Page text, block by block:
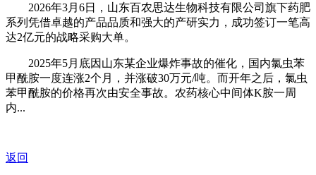
2026年3月6日，山东百农思达生物科技有限公司旗下药肥
系列凭借卓越的产品品质和强大的产研实力，成功签订一笔高
达2亿元的战略采购大单。
2025年5月底因山东某企业爆炸事故的催化，国内氯虫苯
甲酰胺一度连涨2个月，并涨破30万元/吨。而开年之后，氯虫
苯甲酰胺的价格再次由安全事故。农药核心中间体K胺一周
内...
返回